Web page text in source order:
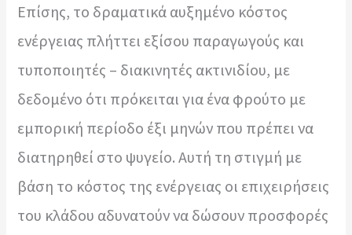
Επίσης, το δραματικά αυξημένο κόστος
ενέργειας πλήττει εξίσου παραγωγούς και
τυποποιητές – διακινητές ακτινιδίου, με
δεδομένο ότι πρόκειται για ένα φρούτο με
εμπορική περίοδο έξι μηνών που πρέπει να
διατηρηθεί στο ψυγείο. Αυτή τη στιγμή με
βάση το κόστος της ενέργειας οι επιχειρήσεις
του κλάδου αδυνατούν να δώσουν προσφορές